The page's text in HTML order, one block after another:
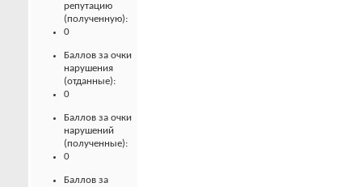
репутацию
(полученную):
0
Баллов за очки
нарушения
(отданные):
0
Баллов за очки
нарушений
(полученные):
0
Баллов за